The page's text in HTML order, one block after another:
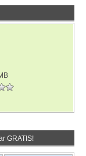
GRATIS!